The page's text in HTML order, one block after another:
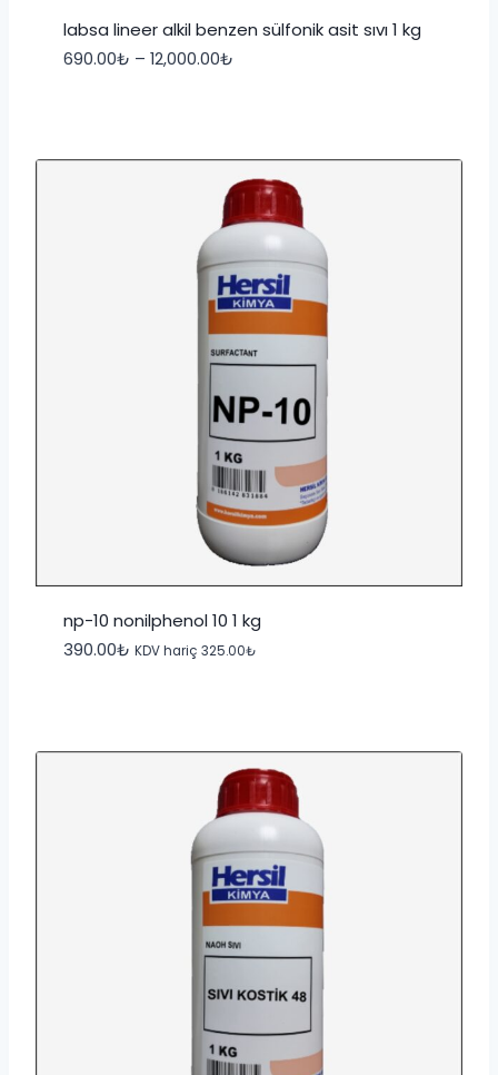
labsa lineer alkil benzen sülfonik asit sıvı 1 kg
690.00₺ – 12,000.00₺Fiyat
12,000.00₺
np-10 nonilphenol 10 1 kg
390.00₺ KDV hariç 325.00₺